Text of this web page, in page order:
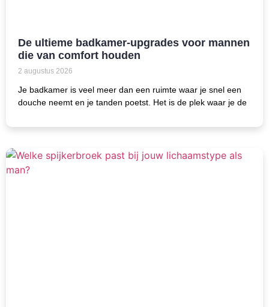
De ultieme badkamer-upgrades voor mannen
die van comfort houden
2 augustus 2026
Je badkamer is veel meer dan een ruimte waar je snel een
douche neemt en je tanden poetst. Het is de plek waar je de